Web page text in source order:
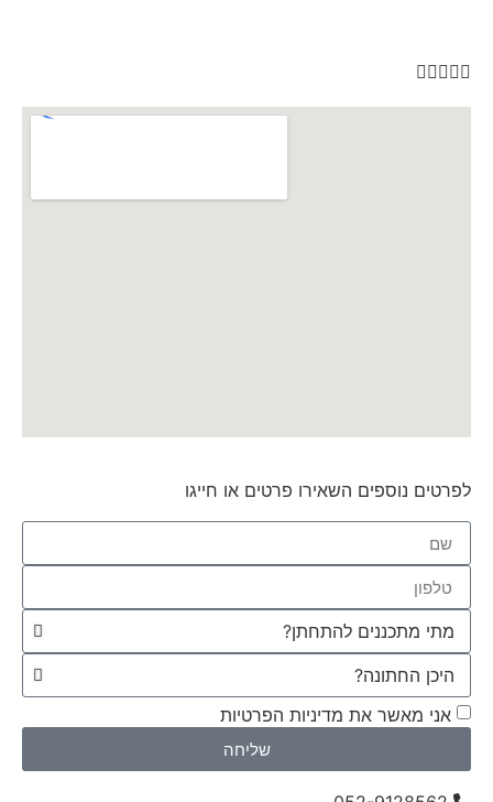

לפרטים נוספים השאירו פרטים או חייגו
אני מאשר את מדיניות הפרטיות
שליחה